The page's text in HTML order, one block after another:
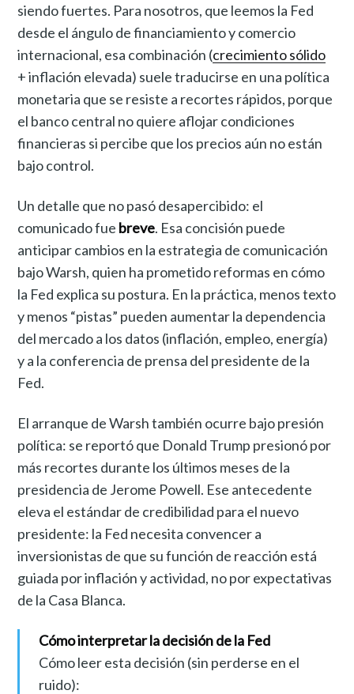
siendo fuertes. Para nosotros, que leemos la Fed
desde el ángulo de financiamiento y comercio
internacional, esa combinación (crecimiento sólido
+ inflación elevada) suele traducirse en una política
monetaria que se resiste a recortes rápidos, porque
el banco central no quiere aflojar condiciones
financieras si percibe que los precios aún no están
bajo control.
Un detalle que no pasó desapercibido: el
comunicado fue breve. Esa concisión puede
anticipar cambios en la estrategia de comunicación
bajo Warsh, quien ha prometido reformas en cómo
la Fed explica su postura. En la práctica, menos texto
y menos “pistas” pueden aumentar la dependencia
del mercado a los datos (inflación, empleo, energía)
y a la conferencia de prensa del presidente de la
Fed.
El arranque de Warsh también ocurre bajo presión
política: se reportó que Donald Trump presionó por
más recortes durante los últimos meses de la
presidencia de Jerome Powell. Ese antecedente
eleva el estándar de credibilidad para el nuevo
presidente: la Fed necesita convencer a
inversionistas de que su función de reacción está
guiada por inflación y actividad, no por expectativas
de la Casa Blanca.
Cómo interpretar la decisión de la Fed
Cómo leer esta decisión (sin perderse en el
ruido):